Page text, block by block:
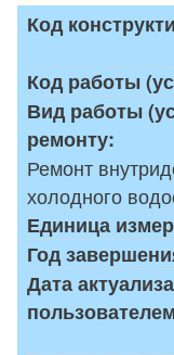
Код
Код работы
Вид работы
ремонту:
Ремонт
холодного
Единица
Год
Дата